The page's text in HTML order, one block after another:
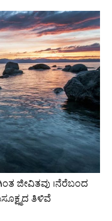
ಜೀವಿತವು ।ನೆರೆಬಂದ
ತಿಳಿವೆ